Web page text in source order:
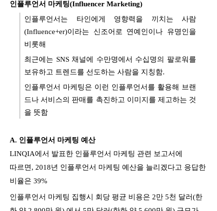
인플루언서 마케팅(Influencer Marketing)
인플루언서는 타인에게 영향력을 끼치는 사람
(Influence+er)이라는 신조어로 연예인이나 유명인을
비롯해
최근에는 SNS 채널에 수만명에서 수십명의 팔로워를
보유하고 트렌드를 선도하는 사람을 지칭함.
인플루언서 마케팅은 이런 인플루언서를 활용해 브랜
드나 서비스의 판매를 촉진하고 이미지를 제고하는 것
을 뜻함
A. 인플루언서 마케팅 예산
LINQIA에서 발표한 인플루언서 마케팅 관련 보고서에
따르면, 2018년 인플루언서 마케팅 예산을 늘리겠다고 응답한
비율은 39%
인플루언서 마케팅 집행시 회당 평균 비용은 2만 5천 달러(한